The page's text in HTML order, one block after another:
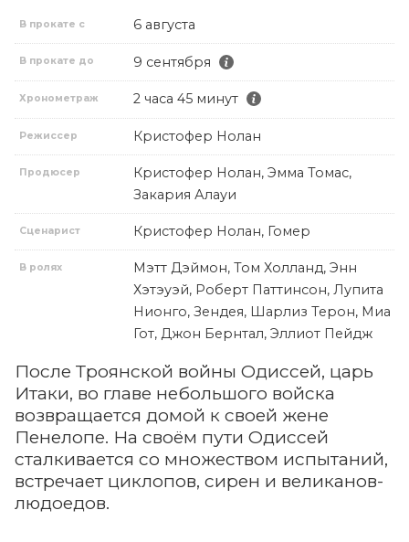
В прокате с 6 августа
В прокате до 9 сентября
Хронометраж 2 часа 45 минут
Режиссер Кристофер Нолан
Продюсер
Кристофер Нолан, Эмма Томас,
Закария Алауи
Сценарист Кристофер Нолан, Гомер
В ролях
Мэтт Дэймон, Том Холланд, Энн
Хэтэуэй, Роберт Паттинсон, Лупита
Нионго, Зендея, Шарлиз Терон, Миа
Гот, Джон Бернтал, Эллиот Пейдж
После Троянской войны Одиссей, царь
Итаки, во главе небольшого войска
возвращается домой к своей жене
Пенелопе. На своём пути Одиссей
сталкивается со множеством испытаний,
встречает циклопов, сирен и великанов-
людоедов.